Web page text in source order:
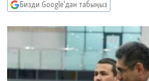
БИЗ ЖАНА ДҮЙНӨ
ДАНИСТЕ
ЭЖЕ-СИҢДИЛЕР
АЗАТТЫК+
ОНЛАЙН ШЕРИНЕ
Бизди Google'дан табыңыз